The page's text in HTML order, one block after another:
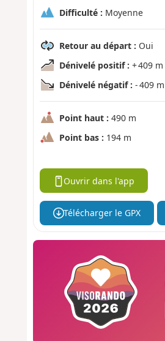
Difficulté : Moyenne
Retour au départ : Oui
Dénivelé positif : + 409 m
Dénivelé négatif : - 409 m
Point haut : 490 m
Point bas : 194 m
Ouvrir dans l'app
Télécharger le GPX